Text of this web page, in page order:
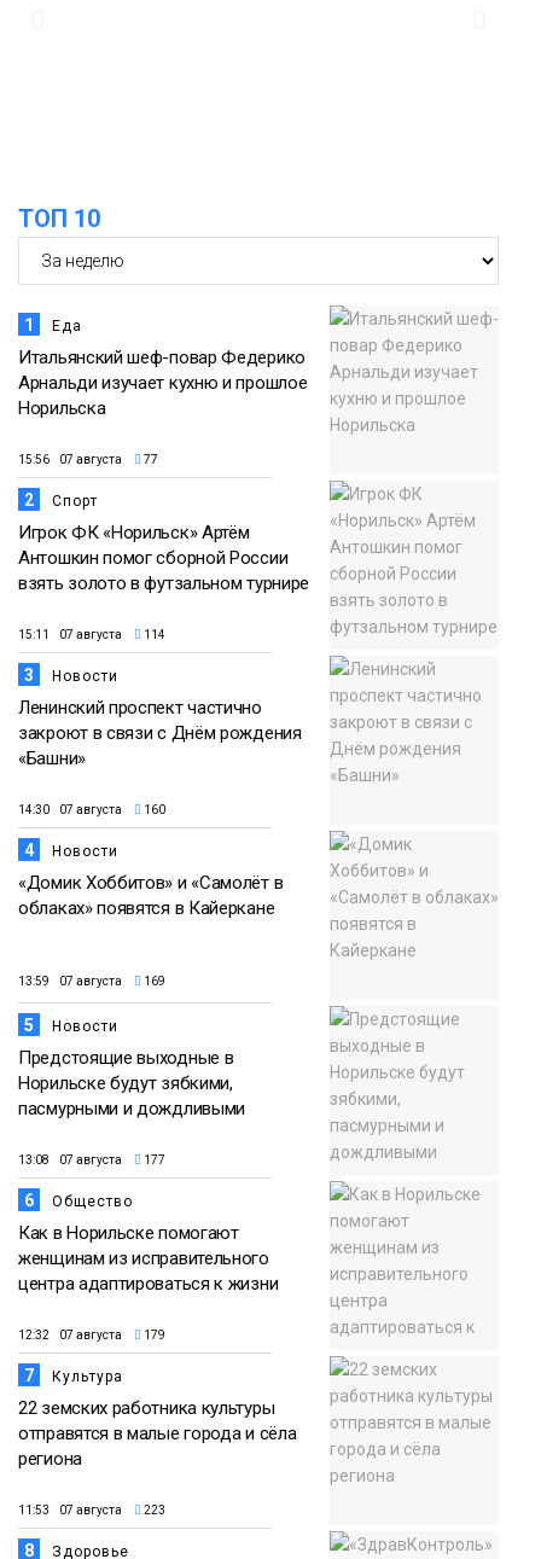
ТОП 10
1 Еда
Итальянский шеф-повар Федерико
Арнальди изучает кухню и прошлое
Норильска
15:56 07 августа 77
2 Спорт
Игрок ФК «Норильск» Артём
Антошкин помог сборной России
взять золото в футзальном турнире
15:11 07 августа 114
3 Новости
Ленинский проспект частично
закроют в связи с Днём рождения
«Башни»
14:30 07 августа 160
4 Новости
«Домик Хоббитов» и «Самолёт в
облаках» появятся в Кайеркане
13:59 07 августа 169
5 Новости
Предстоящие выходные в
Норильске будут зябкими,
пасмурными и дождливыми
13:08 07 августа 177
6 Общество
Как в Норильске помогают
женщинам из исправительного
центра адаптироваться к жизни
12:32 07 августа 179
7 Культура
22 земских работника культуры
отправятся в малые города и сёла
региона
11:53 07 августа 223
8 Здоровье